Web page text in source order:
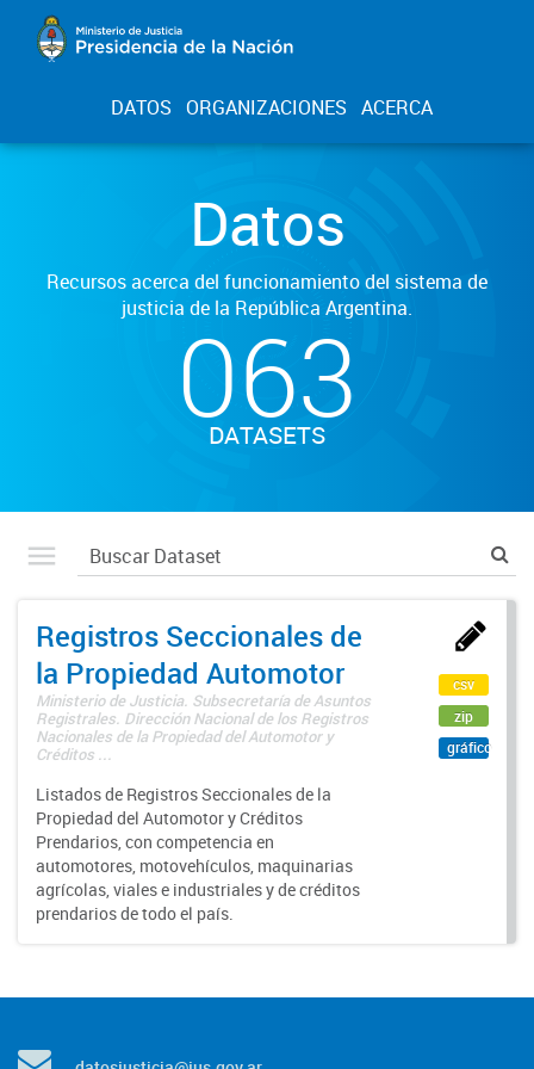
DATOS ORGANIZACIONES ACERCA
Datos
Recursos acerca del funcionamiento del sistema de
justicia de la República Argentina.
063
DATASETS
Registros Seccionales de
la Propiedad Automotor
Ministerio de Justicia. Subsecretaría de Asuntos
Registrales. Dirección Nacional de los Registros
Nacionales de la Propiedad del Automotor y
Créditos ...
Listados de Registros Seccionales de la
Propiedad del Automotor y Créditos
Prendarios, con competencia en
automotores, motovehículos, maquinarias
agrícolas, viales e industriales y de créditos
prendarios de todo el país.
csv
zip
gráfico